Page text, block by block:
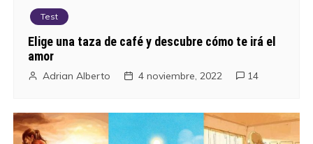
Test
Elige una taza de café y descubre cómo te irá el
amor
Adrian Alberto 4 noviembre, 2022 14